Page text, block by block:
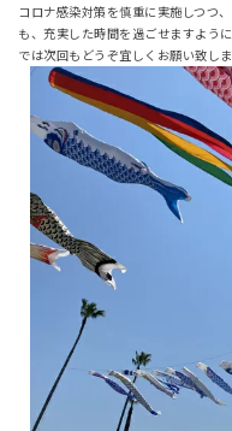
コロナ感染対策を慎重に実施しつつ
も、充実した時間を過ごせますよう
では次回もどうぞ宜しくお願い致しま